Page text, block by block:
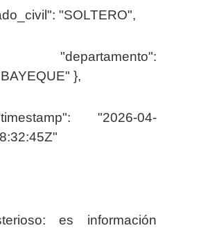
"SOLTERO",
},
"2026-04-
es información